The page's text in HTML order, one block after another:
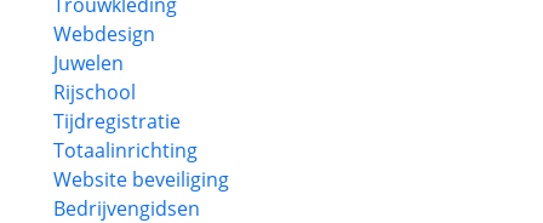
Webdesign
Juwelen
Rijschool
Tijdregistratie
Totaalinrichting
Website beveiliging
Bedrijvengidsen